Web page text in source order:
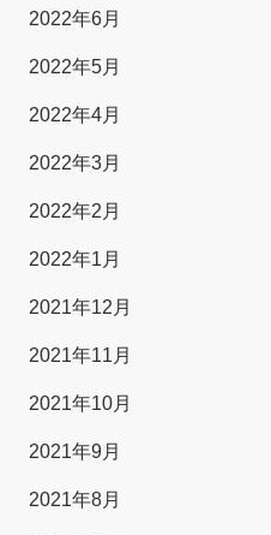
2022年6月
2022年5月
2022年4月
2022年3月
2022年2月
2022年1月
2021年12月
2021年11月
2021年10月
2021年9月
2021年8月